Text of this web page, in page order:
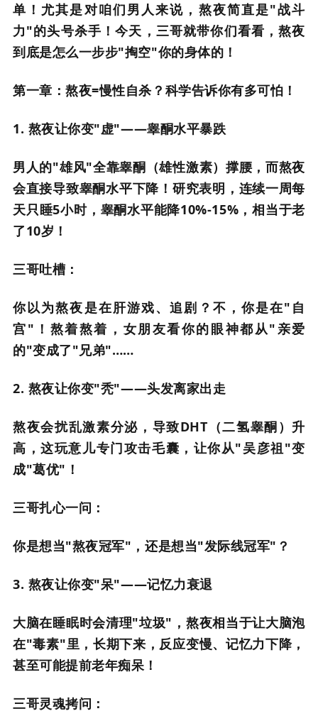
单！尤其是对咱们男人来说，熬夜简直是"战斗
力"的头号杀手！今天，三哥就带你们看看，熬夜
到底是怎么一步步"掏空"你的身体的！
第一章：熬夜=慢性自杀？科学告诉你有多可怕！
1. 熬夜让你变"虚"——睾酮水平暴跌
男人的"雄风"全靠睾酮（雄性激素）撑腰，而熬夜
会直接导致睾酮水平下降！研究表明，连续一周每
天只睡5小时，睾酮水平能降10%-15%，相当于老
了10岁！
三哥吐槽：
你以为熬夜是在肝游戏、追剧？不，你是在"自
宫"！熬着熬着，女朋友看你的眼神都从"亲爱
的"变成了"兄弟"……
2. 熬夜让你变"秃"——头发离家出走
熬夜会扰乱激素分泌，导致DHT（二氢睾酮）升
高，这玩意儿专门攻击毛囊，让你从"吴彦祖"变
成"葛优"！
三哥扎心一问：
你是想当"熬夜冠军"，还是想当"发际线冠军"？
3. 熬夜让你变"呆"——记忆力衰退
大脑在睡眠时会清理"垃圾"，熬夜相当于让大脑泡
在"毒素"里，长期下来，反应变慢、记忆力下降，
甚至可能提前老年痴呆！
三哥灵魂拷问：